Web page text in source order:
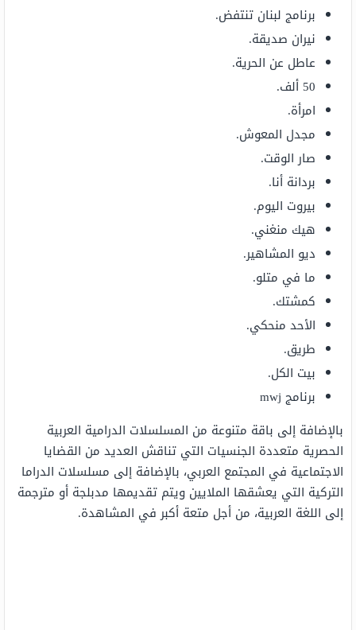
برنامج لبنان تنتفض.
نيران صديقة.
عاطل عن الحرية.
50 ألف.
امرأة.
مجدل المعوش.
صار الوقت.
بردانة أنا.
بيروت اليوم.
هيك منغني.
ديو المشاهير.
ما في متلو.
كمشتك.
الأحد منحكي.
طريق.
بيت الكل.
برنامج mwj
بالإضافة إلى باقة متنوعة من المسلسلات الدرامية العربية
الحصرية متعددة الجنسيات التي تناقش العديد من القضايا
الاجتماعية في المجتمع العربي، بالإضافة إلى مسلسلات الدراما
التركية التي يعشقها الملايين ويتم تقديمها مدبلجة أو مترجمة
إلى اللغة العربية، من أجل متعة أكبر في المشاهدة.